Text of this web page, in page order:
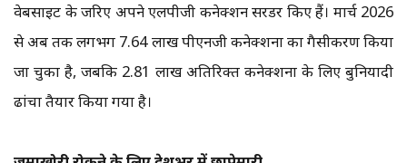
वेबसाइट के जरिए अपने एलपीजी कनेक्शन सरेंडर किए हैं। मार्च 2026
से अब तक लगभग 7.64 लाख पीएनजी कनेक्शनों का गैसीकरण किया
जा चुका है, जबकि 2.81 लाख अतिरिक्त कनेक्शनों के लिए बुनियादी
ढांचा तैयार किया गया है।